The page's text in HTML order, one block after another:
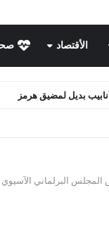
الأقتصاد
روسيا الاستراتيجية؟
البرلماني الآسيوي